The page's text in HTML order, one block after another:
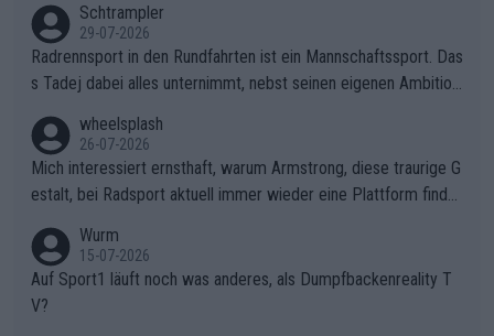
ering die 7 Sekunden zu Niewiadoma nicht geschlossen hat un
d den Abstand hat anwachsen lassen. Ein schwerer taktischer
Fehler, der den Tour Sieg kosten wird.Diese Beobachtung trifft
Zögerlichkeit von Demi Vollering in diesem Moment war das e
ntscheidende Puzzleteil, das Katarzyna Niewiadoma die Tür z
um Gelben Trikot geöffnet hat.Das taktische Dilemma am Mon
t VentouxDie psychologische Falle: Vollering spekulierte in die
ser Phase darauf, dass Marlen Reusser im Gelben Trikot die N
achführarbeit leistet, um ihre Gesamtführung zu verteidigen.De
r Pokereinsatz: Anstatt die verbleibenden 7 Sekunden sofort s
elbst zuzufahren, verließ sich Vollering zu lange auf die Tempo
Schtrampler
29-07-2026
Radrennsport in den Rundfahrten ist ein Mannschaftssport. Das
s Tadej dabei alles unternimmt, nebst seinen eigenen Ambition
ganze Team auch mental stark zu machen und konkret am Erf
olg teilzuhaben, ist ihm ganz hoch anzurechnen. Das ist ein Zei
chen weit über den Radsport hinaus.
wheelsplash
26-07-2026
Mich interessiert ernsthaft, warum Armstrong, diese traurige G
estalt, bei Radsport aktuell immer wieder eine Plattform finde
Wurm
15-07-2026
Auf Sport1 läuft noch was anderes, als Dumpfbackenreality T
V?